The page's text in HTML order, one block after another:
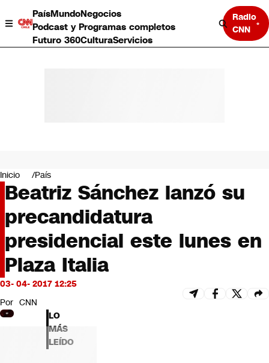
PaísMundoNegocios
Podcast y Programas completos
Futuro 360CulturaServicios
Radio
CNN
Negocios
Deportes
Programas completos
Cultura
Servicios
Bits
CNN tiempo
Futuro 360
Inicio País
Beatriz Sánchez lanzó su
precandidatura
presidencial este lunes en
Plaza Italia
03- 04- 2017 12:25
Por CNN
LO
MÁS
LEÍDO